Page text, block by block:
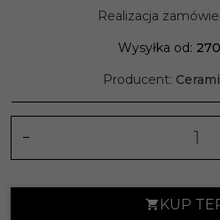
Realizacja
Wysyłka od:
Producent:
KUP